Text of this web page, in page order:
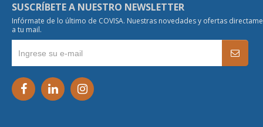
SUSCRÍBETE A NUESTRO NEWSLETTER
Infórmate de lo último de COVISA. Nuestras novedades y ofertas
a tu mail.